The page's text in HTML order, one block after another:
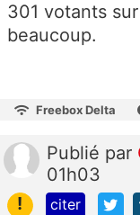
301 votants sur
beaucoup.
Freebox Delta
Publié par
01h03
!
citer